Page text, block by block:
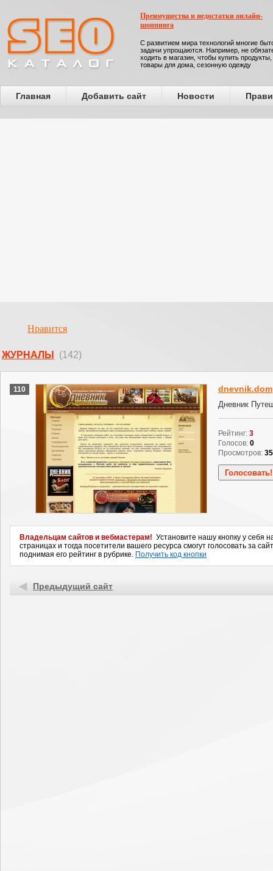
Преимущества и недостатки онлайн-
шоппинга
С развитием мира технологий многие
задачи упрощаются. Например, не
ходить в магазин, чтобы купить продукты,
товары для дома, сезонную одежду
Главная Добавить сайт Новости
Нравится
ЖУРНАЛЫ (142)
110
Дневник
Рейтинг: 3
Голосов: 0
Просмотров:
Владельцам сайтов и вебмастерам! Установите нашу кнопку у себя
страницах и тогда посетители вашего ресурса смогут голосовать за
поднимая его рейтинг в рубрике. Получить код кнопки
Предыдущий сайт